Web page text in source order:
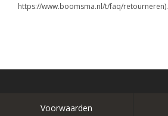
https://www.boomsma.nl/t/faq/retourneren).
Voorwaarden